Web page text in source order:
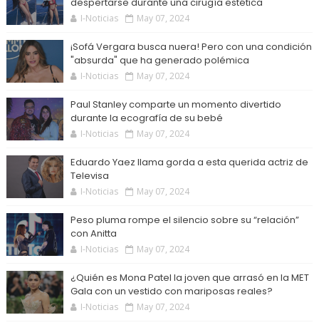
I-Noticias May 07, 2024
¡Sofá Vergara busca nuera! Pero con una condición
"absurda" que ha generado polémica
I-Noticias May 07, 2024
Paul Stanley comparte un momento divertido
durante la ecografía de su bebé
I-Noticias May 07, 2024
Eduardo Yaez llama gorda a esta querida actriz de
Televisa
I-Noticias May 07, 2024
Peso pluma rompe el silencio sobre su “relación”
con Anitta
I-Noticias May 07, 2024
¿Quién es Mona Patel la joven que arrasó en la MET
Gala con un vestido con mariposas reales?
I-Noticias May 07, 2024